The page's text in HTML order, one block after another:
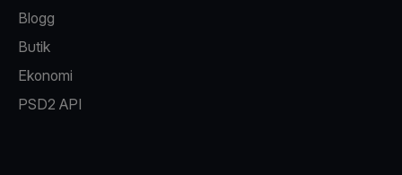
Blogg
Butik
Ekonomi
PSD2 API